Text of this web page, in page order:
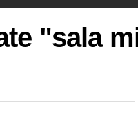
"sala